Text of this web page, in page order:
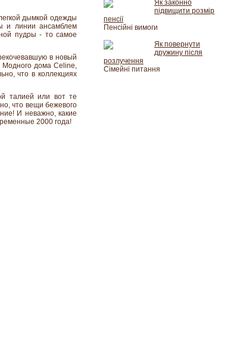
дымкой одежды
и линии ансамблем
пудры - то самое
в новый
Модного дома Celine,
что в коллекциях
талией или вот те
что вещи бежевого
И неважно, какие
2000 года!
Як законно
підвищити розмір
пенсії
Пенсійні вимоги
Як повернути
дружину після
розлучення
Сімейні питання